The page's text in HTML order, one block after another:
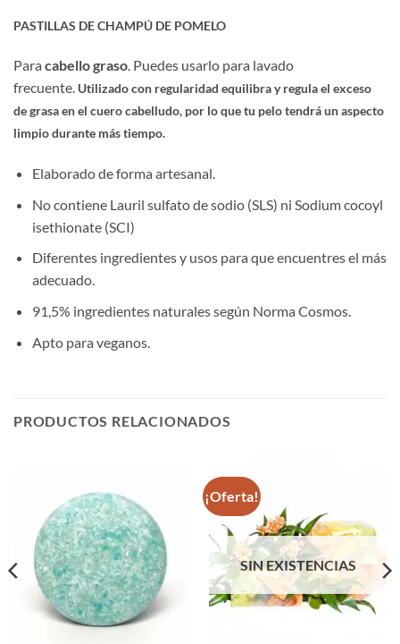
PASTILLAS DE CHAMPÚ DE POMELO
Para cabello graso. Puedes usarlo para lavado
frecuente. Utilizado con regularidad equilibra y regula el exceso
de grasa en el cuero cabelludo, por lo que tu pelo tendrá un aspecto
limpio durante más tiempo.
Elaborado de forma artesanal.
No contiene Lauril sulfato de sodio (SLS) ni Sodium cocoyl
isethionate (SCI)
Diferentes ingredientes y usos para que encuentres el más
adecuado.
91,5% ingredientes naturales según Norma Cosmos.
Apto para veganos.
PRODUCTOS RELACIONADOS
¡Oferta!
SIN EXISTENCIAS